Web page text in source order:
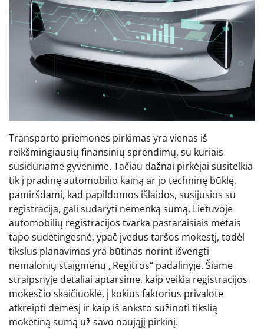
Transporto priemonės pirkimas yra vienas iš
reikšmingiausių finansinių sprendimų, su kuriais
susiduriame gyvenime. Tačiau dažnai pirkėjai susitelkia
tik į pradinę automobilio kainą ar jo techninę būklę,
pamiršdami, kad papildomos išlaidos, susijusios su
registracija, gali sudaryti nemenką sumą. Lietuvoje
automobilių registracijos tvarka pastaraisiais metais
tapo sudėtingesnė, ypač įvedus taršos mokestį, todėl
tikslus planavimas yra būtinas norint išvengti
nemalonių staigmenų „Regitros“ padalinyje. Šiame
straipsnyje detaliai aptarsime, kaip veikia registracijos
mokesčio skaičiuoklė, į kokius faktorius privalote
atkreipti dėmesį ir kaip iš anksto sužinoti tikslią
mokėtiną sumą už savo naująjį pirkinį.